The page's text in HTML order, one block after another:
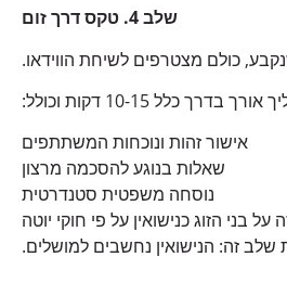
שלב 4. טקס דרך זום
כולם מצטרפים לשיחת הווידאו.
בדרך כלל 10-15 דקות וכולל:
אישור זהות ונוכחות המשתתפים
שאלות בנוגע להסכמה מרצון
נוסחה משפטית סטנדרטית
בני הזוג כנישואין על פי חוקי יוטה
זה: הנישואין נחשבים למושלים.